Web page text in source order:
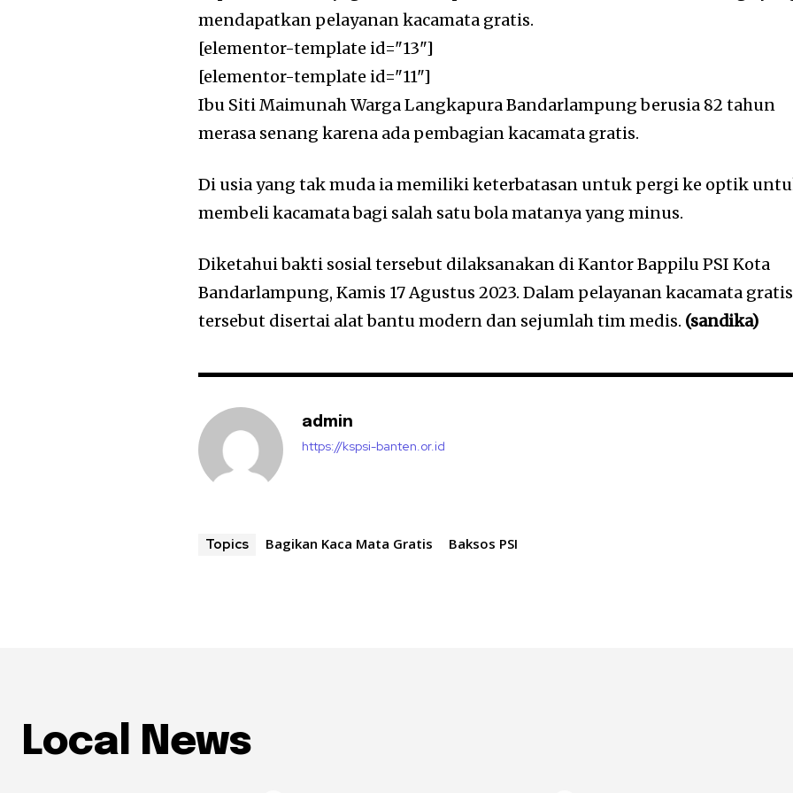
mendapatkan pelayanan kacamata gratis.
[elementor-template id="13"]
[elementor-template id="11"]
Ibu Siti Maimunah Warga Langkapura Bandarlampung berusia 82 tahun
merasa senang karena ada pembagian kacamata gratis.
Di usia yang tak muda ia memiliki keterbatasan untuk pergi ke optik
membeli kacamata bagi salah satu bola matanya yang minus.
Diketahui bakti sosial tersebut dilaksanakan di Kantor Bappilu PSI Kota
Bandarlampung, Kamis 17 Agustus 2023. Dalam pelayanan kacamata gratis
tersebut disertai alat bantu modern dan sejumlah tim medis. (sandika)
admin
https://kspsi-banten.or.id
Topics Bagikan Kaca Mata Gratis Baksos PSI
Local News